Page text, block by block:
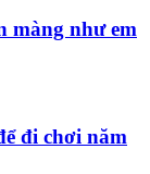
màng như em
đi chơi năm